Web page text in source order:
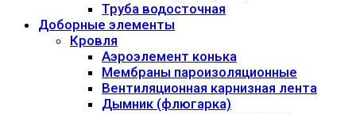
Труба водосточная
Доборные элементы
Кровля
Аэроэлемент конька
Мембраны пароизоляционные
Вентиляционная карнизная лента
Дымник (флюгарка)